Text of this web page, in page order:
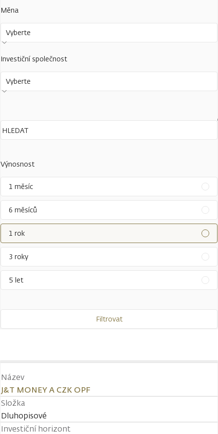
Měna
Vyberte
Investiční společnost
Vyberte
Výnosnost
1 měsíc
6 měsíců
1 rok
3 roky
5 let
Filtrovat
Název
J&T MONEY A CZK OPF
Složka
Dluhopisové
Investiční horizont